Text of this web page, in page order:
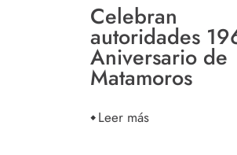
Celebran
autoridades
Aniversario de
Matamoros
Leer más